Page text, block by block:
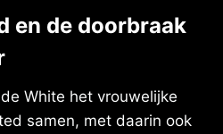
en de doorbraak
White het vrouwelijke
samen, met daarin ook